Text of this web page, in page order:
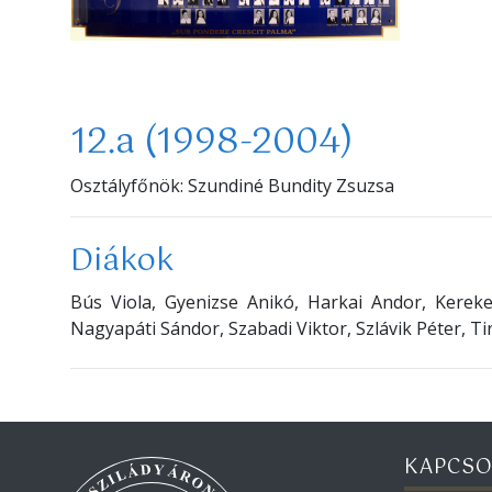
12.a (1998-2004)
Osztályfőnök: Szundiné Bundity Zsuzsa
Diákok
Bús Viola, Gyenizse Anikó, Harkai Andor,
Nagyapáti Sándor, Szabadi Viktor, Szlávik Péter,